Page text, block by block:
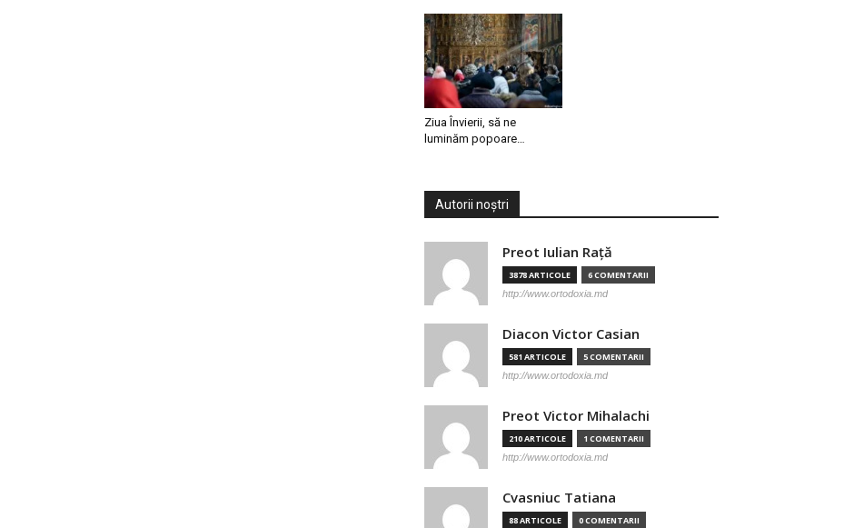
Ziua Învierii, să ne
luminăm popoare…
Autorii noștri
Preot Iulian Raţă
3878 ARTICOLE 6 COMENTARII
http://www.ortodoxia.md
Diacon Victor Casian
581 ARTICOLE 5 COMENTARII
http://www.ortodoxia.md
Preot Victor Mihalachi
210 ARTICOLE 1 COMENTARII
http://www.ortodoxia.md
Cvasniuc Tatiana
88 ARTICOLE 0 COMENTARII